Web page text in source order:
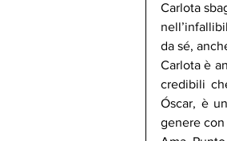
Carlota
da sé,
Carlota è
credibili
Óscar, è
genere con